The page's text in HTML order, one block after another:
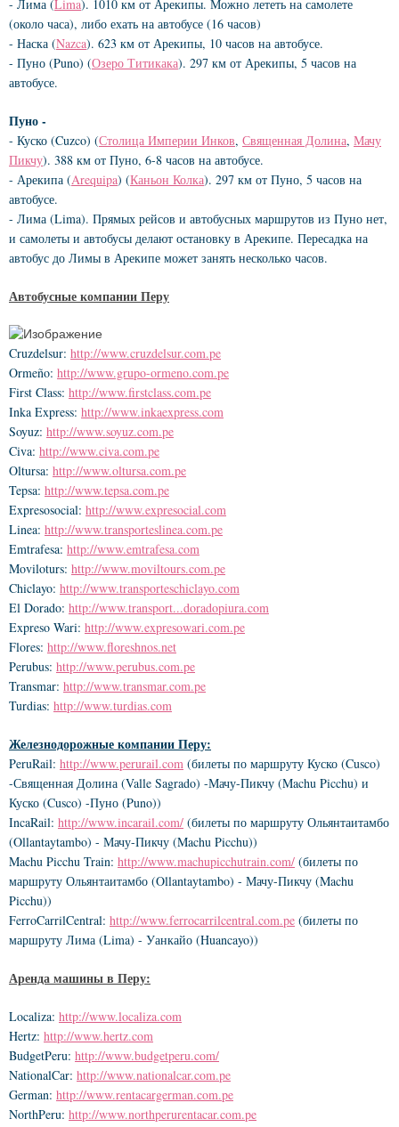
- Лима (Lima). 1010 км от Арекипы. Можно лететь на самолете
(около часа), либо ехать на автобусе (16 часов)
- Наска (Nazca). 623 км от Арекипы, 10 часов на автобусе.
- Пуно (Puno) (Озеро Титикака). 297 км от Арекипы, 5 часов на
автобусе.
Пуно -
- Куско (Cuzco) (Столица Империи Инков, Священная Долина, Мачу
Пикчу). 388 км от Пуно, 6-8 часов на автобусе.
- Арекипа (Arequipa) (Каньон Колка). 297 км от Пуно, 5 часов на
автобусе.
- Лима (Lima). Прямых рейсов и автобусных маршрутов из Пуно нет,
и самолеты и автобусы делают остановку в Арекипе. Пересадка на
автобус до Лимы в Арекипе может занять несколько часов.
Автобусные компании Перу
Cruzdelsur: http://www.cruzdelsur.com.pe
Ormeño: http://www.grupo-ormeno.com.pe
First Class: http://www.firstclass.com.pe
Inka Express: http://www.inkaexpress.com
Soyuz: http://www.soyuz.com.pe
Civa: http://www.civa.com.pe
Oltursa: http://www.oltursa.com.pe
Tepsa: http://www.tepsa.com.pe
Expresosocial: http://www.expresocial.com
Linea: http://www.transporteslinea.com.pe
Emtrafesa: http://www.emtrafesa.com
Moviloturs: http://www.moviltours.com.pe
Chiclayo: http://www.transporteschiclayo.com
El Dorado: http://www.transport...doradopiura.com
Expreso Wari: http://www.expresowari.com.pe
Flores: http://www.floreshnos.net
Perubus: http://www.perubus.com.pe
Transmar: http://www.transmar.com.pe
Turdias: http://www.turdias.com
Железнодорожные компании Перу:
PeruRail: http://www.perurail.com (билеты по маршруту Куско (Cusco)
-Священная Долина (Valle Sagrado) -Мачу-Пикчу (Machu Picchu) и
Куско (Cusco) -Пуно (Puno))
IncaRail: http://www.incarail.com/ (билеты по маршруту Ольянтаитамбо
(Ollantaytambo) - Мачу-Пикчу (Machu Picchu))
Machu Picchu Train: http://www.machupicchutrain.com/ (билеты по
маршруту Ольянтаитамбо (Ollantaytambo) - Мачу-Пикчу (Machu
Picchu))
FerroCarrilCentral: http://www.ferrocarrilcentral.com.pe (билеты по
маршруту Лима (Lima) - Уанкайо (Huancayo))
Аренда машины в Перу:
Localiza: http://www.localiza.com
Hertz: http://www.hertz.com
BudgetPeru: http://www.budgetperu.com/
NationalCar: http://www.nationalcar.com.pe
German: http://www.rentacargerman.com.pe
NorthPeru: http://www.northperurentacar.com.pe